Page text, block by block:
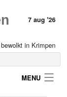
7 aug '26
in Krimpen
MENU